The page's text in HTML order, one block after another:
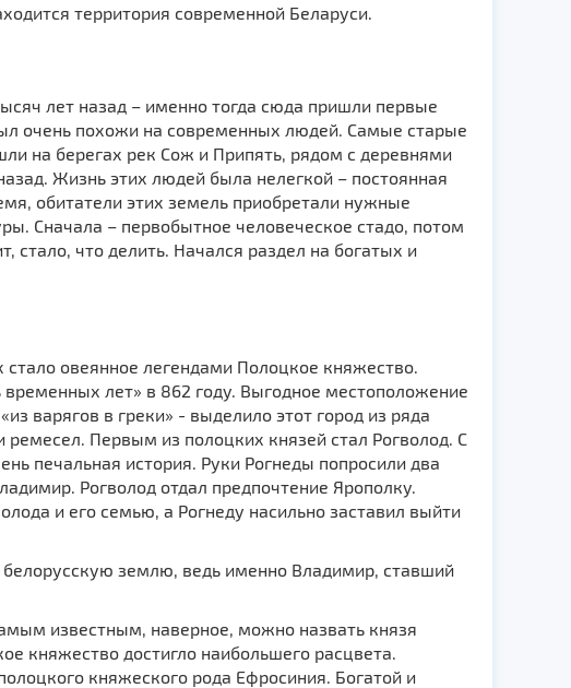
территория современной Беларуси.
лет назад – именно тогда сюда пришли первые
очень похожи на современных людей. Самые старые
на берегах рек Сож и Припять, рядом с деревнями
Жизнь этих людей была нелегкой – постоянная
обитатели этих земель приобретали нужные
Сначала – первобытное человеческое стадо, потом
что делить. Начался раздел на богатых и
овеянное легендами Полоцкое княжество.
лет» в 862 году. Выгодное местоположение
варягов в греки» - выделило этот город из ряда
Первым из полоцких князей стал Рогволод. С
печальная история. Руки Рогнеды попросили два
Рогволод отдал предпочтение Ярополку.
и его семью, а Рогнеду насильно заставил выйти
землю, ведь именно Владимир, ставший
известным, наверное, можно назвать князя
княжество достигло наибольшего расцвета.
княжеского рода Ефросиния. Богатой и